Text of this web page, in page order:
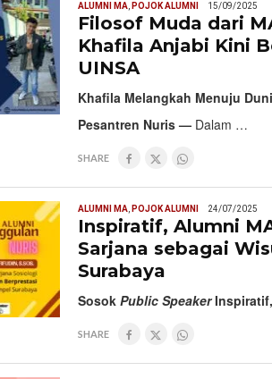
ALUMNI MA, POJOK ALUMNI 15/09/2025
Filosof Muda dari
Khafila Anjabi Kini
UINSA
Khafila Melangkah Menuju
Pesantren Nuris —Dalam …
SHARE
ALUMNI MA, POJOK ALUMNI 24/07/2025
Inspiratif, Alumni
Sarjana sebagai
Surabaya
Sosok Public SpeakerInspiratif,
SHARE